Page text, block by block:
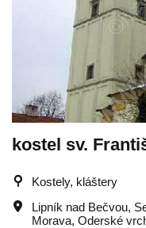
kostel sv.
Kostely, kláštery
Lipník nad Bečvou,
Morava, Oderské